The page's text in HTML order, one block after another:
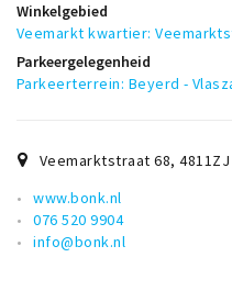
Bezienswaardigheden
Musea, theaters & podia
Uitjes & activiteiten
Natuurgebieden
Party pics
Eten
Winkelgebied
Veemarkt kwartier:
Parkeergelegenheid
Parkeerterrein: Beyerd -
Veemarktstraat 68,4811ZJ
www.bonk.nl
076 520 9904
info@bonk.nl